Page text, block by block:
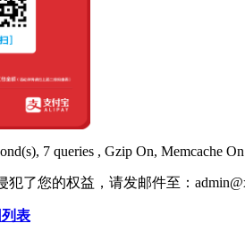
7 queries , Gzip On, Memcache
犯了您的权益，请发邮件至：
表